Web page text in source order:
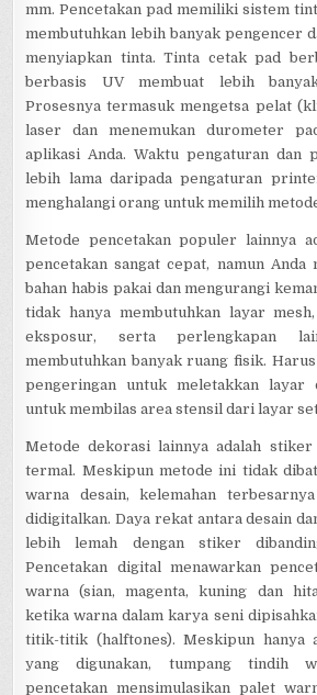
mm. Pencetakan pad memiliki sistem
membutuhkan lebih banyak pengencer
menyiapkan tinta. Tinta cetak pad
berbasis UV membuat lebih
Prosesnya termasuk mengetsa pelat
laser dan menemukan durometer
aplikasi Anda. Waktu pengaturan dan
lebih lama daripada pengaturan
menghalangi orang untuk memilih
Metode pencetakan populer lainnya
pencetakan sangat cepat, namun Anda
bahan habis pakai dan mengurangi
tidak hanya membutuhkan layar
eksposur, serta perlengkapan
membutuhkan banyak ruang fisik.
pengeringan untuk meletakkan layar
untuk membilas area stensil dari layar
Metode dekorasi lainnya adalah
termal. Meskipun metode ini tidak
warna desain, kelemahan
didigitalkan. Daya rekat antara desain
lebih lemah dengan stiker
Pencetakan digital menawarkan
warna (sian, magenta, kuning dan
ketika warna dalam karya seni
titik-titik (halftones). Meskipun hanya
yang digunakan, tumpang tindih
pencetakan mensimulasikan palet